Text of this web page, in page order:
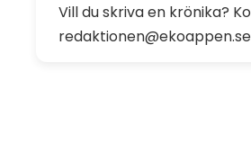
Vill du skriva en krönika?
redaktionen@ekoappen.se